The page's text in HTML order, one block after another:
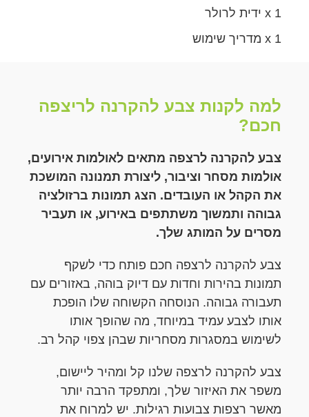
1 x ידית לרולר
1 x מדריך שימוש
למה לקנות צבע להקרנה לריצפה
חכם?
צבע להקרנה לרצפה מתאים לאולמות אירועים,
אולמות מסחר וציבור, ליצורת תמנונה המושכת
את הקהל או העובדים. הצג תמונות ברזולציה
גבוהה ותמשוך משתתפים באירוע, או תעביר
מסרים על המותג שלך.
צבע להקרנה לרצפה חכם פותח כדי לשקף
תמונות בהירות וחדות עם דיוק בוהה, באזורים עם
תעבורה גבוהה. הנוסחה הקשוחה שלו הופכת
אותו לצבע עמיד במיוחד, מה שהופך אותו
לשימוש במסגרות מסחריות שבהן צפוי קהל רב.
צבע להקרנה לרצפה שלנו קל ומהיר ליישום,
משפר את האיזור שלך, ומתפקד הרבה יותר
מאשר רצפות צבועות רגילות. יש למרוח את